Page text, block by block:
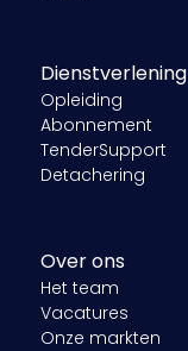
Dienstverlening
Opleiding
Abonnement
TenderSupport
Detachering
Over ons
Het team
Vacatures
Onze markten